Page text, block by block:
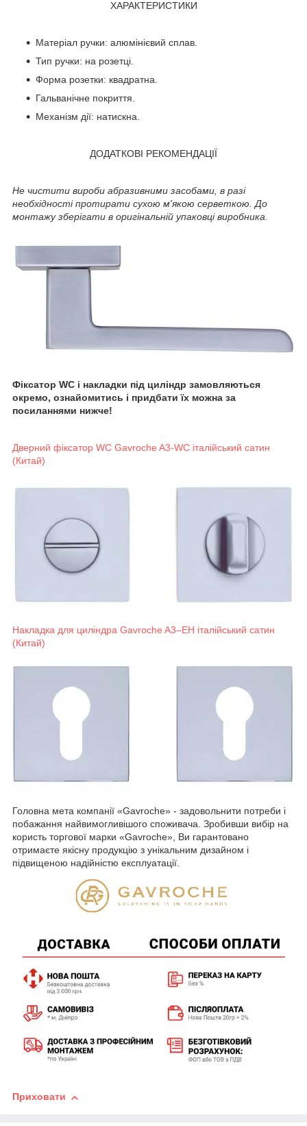
ХАРАКТЕРИСТИКИ
Матеріал ручки: алюмінієвий сплав.
Тип ручки: на розетці.
Форма розетки: квадратна.
Гальванічне покриття.
Механізм дії: натискна.
ДОДАТКОВІ РЕКОМЕНДАЦІЇ
Не чистити вироби абразивними засобами, в разі
необхідності протирати сухою м'якою серветкою. До
монтажу зберігати в оригінальній упаковці виробника.
Фіксатор WC і накладки під циліндр замовляються
окремо, ознайомитись і придбати їх можна за
посиланнями нижче!
Дверний фіксатор WC Gavroche A3-WC італійський сатин
(Китай)
Накладка для циліндра Gavroche A3–EH італійський сатин
(Китай)
Головна мета компанії «Gavroche» - задовольнити потреби і
побажання найвимогливішого споживача. Зробивши вибір на
користь торгової марки «Gavroche», Ви гарантовано
отримаєте якісну продукцію з унікальним дизайном і
підвищеною надійністю експлуатації.
Приховати